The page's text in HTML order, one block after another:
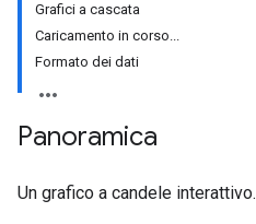
Grafici a cascata
Caricamento in corso...
Formato dei dati
Panoramica
Un grafico a candele interattivo.